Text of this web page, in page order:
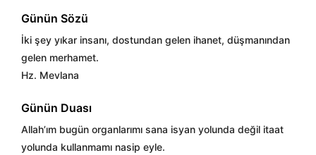
Günün Sözü
İki şey yıkar insanı, dostundan gelen ihanet, düşmanından
gelen merhamet.
Hz. Mevlana
Günün Duası
Allah’ım bugün organlarımı sana isyan yolunda değil itaat
yolunda kullanmamı nasip eyle.